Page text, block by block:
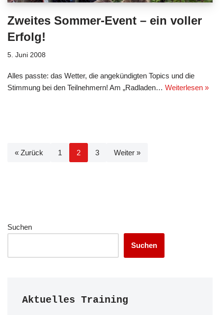
Zweites Sommer-Event – ein voller
Erfolg!
5. Juni 2008
Alles passte: das Wetter, die angekündigten Topics und die
Stimmung bei den Teilnehmern! Am „Radladen… Weiterlesen »
« Zurück 1 2 3 Weiter »
Suchen
Suchen
Aktuelles Training